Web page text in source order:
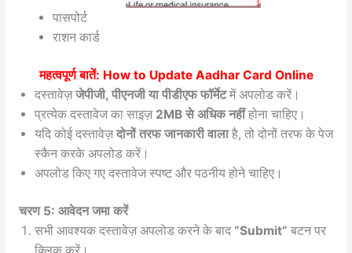
पासपोर्ट
राशन कार्ड
महत्वपूर्ण बातें: How to Update Aadhar Card Online
दस्तावेज़जेपीजी, पीएनजी या पीडीएफ फॉर्मेटमें अपलोड करें।
प्रत्येक दस्तावेज का साइज़ 2MB से अधिक नहींहोना चाहिए।
यदि कोई दस्तावेज़दोनों तरफ जानकारी वालाहै, तो दोनों तरफ के पेज
स्कैन करके अपलोड करें।
अपलोड किए गए दस्तावेज स्पष्ट और पठनीय होने चाहिए।
चरण 5: आवेदन जमा करें
सभी आवश्यक दस्तावेज़ अपलोड करने के बाद “Submit” बटन पर